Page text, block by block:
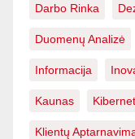
Darbo Rinka
Duomenų Analizė
Informacija
Kaunas
Klientų